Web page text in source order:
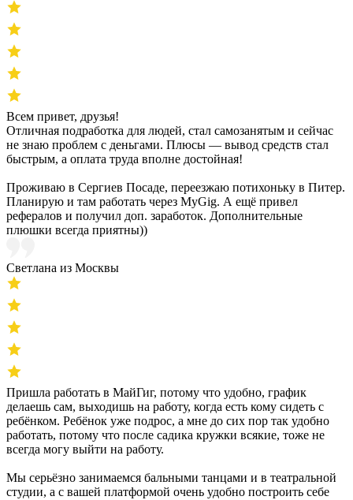
Всем привет, друзья!
Отличная подработка для людей, стал самозанятым и сейчас
не знаю проблем с деньгами. Плюсы — вывод средств стал
быстрым, а оплата труда вполне достойная!
Проживаю в Сергиев Посаде, переезжаю потихоньку в Питер.
Планирую и там работать через MyGig. А ещё привел
рефералов и получил доп. заработок. Дополнительные
плюшки всегда приятны))
Светлана из Москвы
Пришла работать в МайГиг, потому что удобно, график
делаешь сам, выходишь на работу, когда есть кому сидеть с
ребёнком. Ребёнок уже подрос, а мне до сих пор так удобно
работать, потому что после садика кружки всякие, тоже не
всегда могу выйти на работу.
Мы серьёзно занимаемся бальными танцами и в театральной
студии, а с вашей платформой очень удобно построить себе